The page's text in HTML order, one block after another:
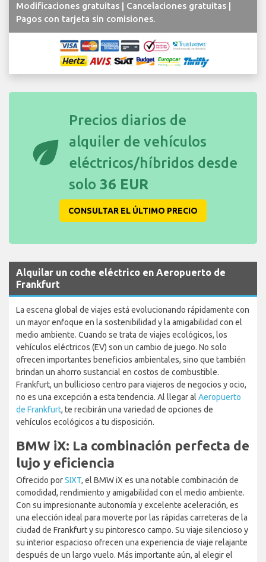
Modificaciones gratuitas | Cancelaciones gratuitas |
Pagos con tarjeta sin comisiones.
eco
Precios diarios de
alquiler de vehículos
eléctricos/híbridos desde
solo 36 EUR
CONSULTAR EL ÚLTIMO PRECIO
Alquilar un coche eléctrico en Aeropuerto de
Frankfurt
La escena global de viajes está evolucionando rápidamente con
un mayor enfoque en la sostenibilidad y la amigabilidad con el
medio ambiente. Cuando se trata de viajes ecológicos, los
vehículos eléctricos (EV) son un cambio de juego. No solo
ofrecen importantes beneficios ambientales, sino que también
brindan un ahorro sustancial en costos de combustible.
Frankfurt, un bullicioso centro para viajeros de negocios y ocio,
no es una excepción a esta tendencia. Al llegar al Aeropuerto
de Frankfurt, te recibirán una variedad de opciones de
vehículos ecológicos a tu disposición.
BMW iX: La combinación perfecta de
lujo y eficiencia
Ofrecido porSIXT, el BMW iX es una notable combinación de
comodidad, rendimiento y amigabilidad con el medio ambiente.
Con su impresionante autonomía y excelente aceleración, es
una elección ideal para moverte por las rápidas carreteras de la
ciudad de Frankfurt y su pintoresco campo. Su viaje silencioso y
su interior espacioso ofrecen una experiencia de viaje relajante
después de un largo vuelo. Más importante aún, al elegir el